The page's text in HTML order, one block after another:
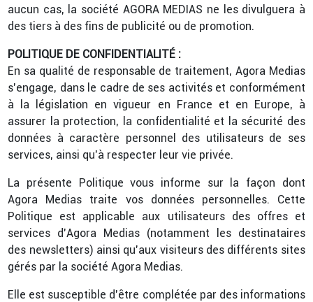
aucun cas, la société AGORA MEDIAS ne les divulguera à
des tiers à des fins de publicité ou de promotion.
POLITIQUE DE CONFIDENTIALITÉ :
En sa qualité de responsable de traitement, Agora Medias
s’engage, dans le cadre de ses activités et conformément
à la législation en vigueur en France et en Europe, à
assurer la protection, la confidentialité et la sécurité des
données à caractère personnel des utilisateurs de ses
services, ainsi qu’à respecter leur vie privée.
La présente Politique vous informe sur la façon dont
Agora Medias traite vos données personnelles. Cette
Politique est applicable aux utilisateurs des offres et
services d’Agora Medias (notamment les destinataires
des newsletters) ainsi qu’aux visiteurs des différents sites
gérés par la société Agora Medias.
Elle est susceptible d’être complétée par des informations